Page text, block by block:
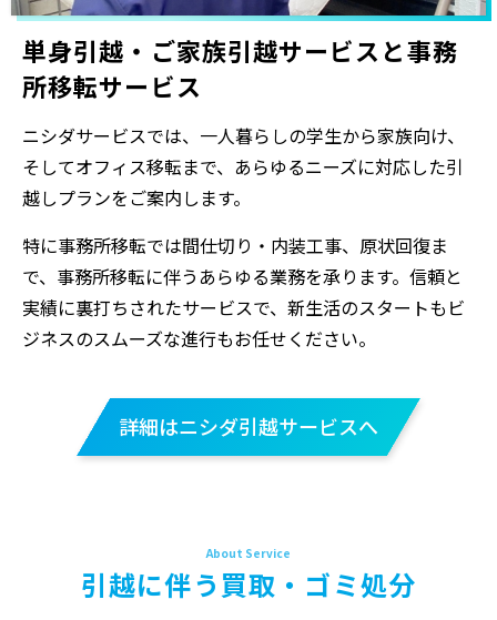
単身引越・ご家族引越サービスと事務
所移転サービス
ニシダサービスでは、一人暮らしの学生から家族向け、
そしてオフィス移転まで、あらゆるニーズに対応した引
越しプランをご案内します。
特に事務所移転では間仕切り・内装工事、原状回復ま
で、事務所移転に伴うあらゆる業務を承ります。信頼と
実績に裏打ちされたサービスで、新生活のスタートもビ
ジネスのスムーズな進行もお任せください。
詳細はニシダ引越サービスへ
引越に伴う買取・ゴミ処分